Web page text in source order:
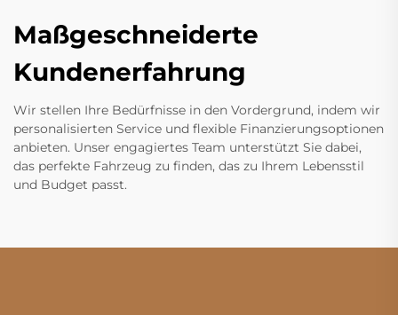
Maßgeschneiderte
Kundenerfahrung
Wir stellen Ihre Bedürfnisse in den Vordergrund, indem wir
personalisierten Service und flexible Finanzierungsoptionen
anbieten. Unser engagiertes Team unterstützt Sie dabei,
das perfekte Fahrzeug zu finden, das zu Ihrem Lebensstil
und Budget passt.